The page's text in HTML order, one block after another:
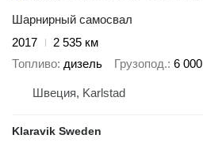
Шарнирный самосвал
2017
2 535 км
Топливо дизель Грузопод. 6 000
Швеция, Karlstad
Klaravik Sweden